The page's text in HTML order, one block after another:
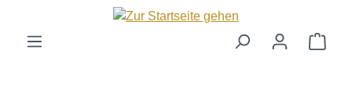
Zum Hauptinhalt springen